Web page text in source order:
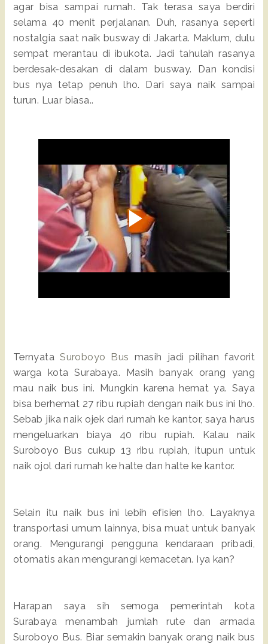
agar bisa sampai rumah. Tak terasa saya berdiri
selama 40 menit perjalanan. Duh, rasanya seperti
nostalgia saat naik busway di Jakarta. Maklum, dulu
sempat merantau di ibukota. Jadi tahulah rasanya
berdesak-desakan di dalam busway. Dan kondisi
bus nya tetap penuh lho. Dari saya naik sampai
turun. Luar biasa..
TernyataSuroboyo Bus masih jadi pilihan favorit
warga kota Surabaya. Masih banyak orang yang
mau naik bus ini. Mungkin karena hemat ya. Saya
bisa berhemat 27 ribu rupiah dengan naik bus ini lho.
Sebab jika naik ojek dari rumah ke kantor, saya harus
mengeluarkan biaya 40 ribu rupiah. Kalau naik
Suroboyo Bus cukup 13 ribu rupiah, itupun untuk
naik ojol dari rumah ke halte dan halte ke kantor.
Selain itu naik bus ini lebih efisien lho. Layaknya
transportasi umum lainnya, bisa muat untuk banyak
orang. Mengurangi pengguna kendaraan pribadi,
otomatis akan mengurangi kemacetan. Iya kan?
Harapan saya sih semoga pemerintah kota
Surabaya menambah jumlah rute dan armada
Suroboyo Bus. Biar semakin banyak orang naik bus